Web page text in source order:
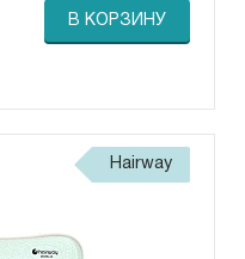
В КОРЗИНУ
Hairway